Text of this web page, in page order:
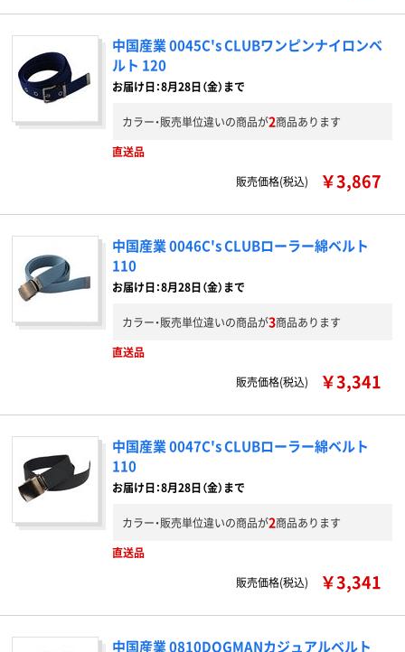
中国産業 0045C's CLUBワンピンナイロンベ
ルト 120
お届け日：8月28日（金）まで
カラー・販売単位違いの商品が2商品あります
直送品
販売価格(税込)
￥3,867
中国産業 0046C's CLUBローラー綿ベルト
110
お届け日：8月28日（金）まで
カラー・販売単位違いの商品が3商品あります
直送品
販売価格(税込)
￥3,341
中国産業 0047C's CLUBローラー綿ベルト
110
お届け日：8月28日（金）まで
カラー・販売単位違いの商品が2商品あります
直送品
販売価格(税込)
￥3,341
中国産業 0810DOGMANカジュアルベルト